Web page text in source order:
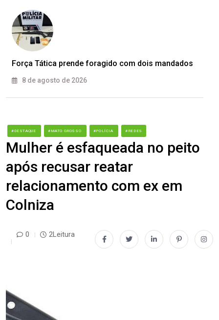
Força Tática prende foragido com dois mandados
8 de agosto de 2026
#DESTAQUE #MATO GROSSO #POLÍCIA #REDES
Mulher é esfaqueada no peito
após recusar reatar
relacionamento com ex em
Colniza
0 2Leitura